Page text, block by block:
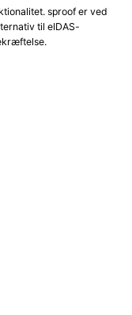
sproof er ved
til eIDAS-